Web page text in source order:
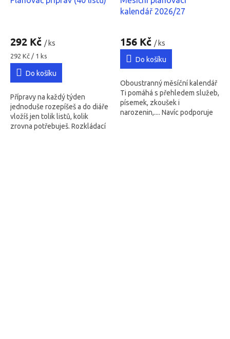
hodnocení
produktu
je
5,0
5
hvězdiček.
292 Kč / ks
Měrná
cena:
292 Kč / 1 ks
Do košíku
Přípravy na každý týden
jednoduše rozepíšeš a do diáře
vložíš jen tolik listů, kolik
zrovna potřebuješ. Rozkládací
kalendář 2026/27
hodnocení
produktu
5
hvězdiček.
156 Kč / ks
Do košíku
Oboustranný měsíční kalendář
Ti pomáhá s přehledem služeb,
písemek, zkoušek i
narozenin,.... Navíc podporuje